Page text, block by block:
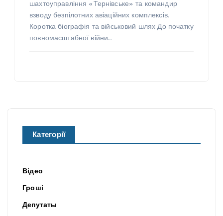
шахтоуправління «Тернівське» та командир
взводу безпілотних авіаційних комплексів.
Коротка біографія та військовий шлях До початку
повномасштабної війни…
Категорії
Відео
Гроші
Депутаты